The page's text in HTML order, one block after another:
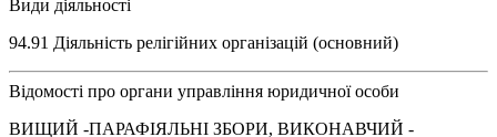
Види діяльності
94.91 Діяльність релігійних організацій (основний)
Відомості про органи управління юридичної особи
ВИЩИЙ -ПАРАФІЯЛЬНІ ЗБОРИ, ВИКОНАВЧИЙ -